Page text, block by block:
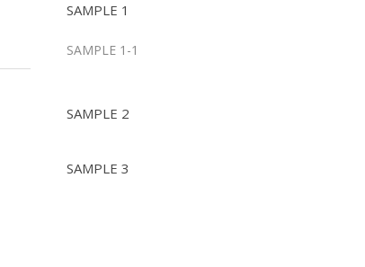
SAMPLE 1
SAMPLE 1-1
SAMPLE 2
SAMPLE 3